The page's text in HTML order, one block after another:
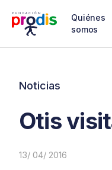
Quiénes
somos
Noticias
Otis
13/ 04/ 2016